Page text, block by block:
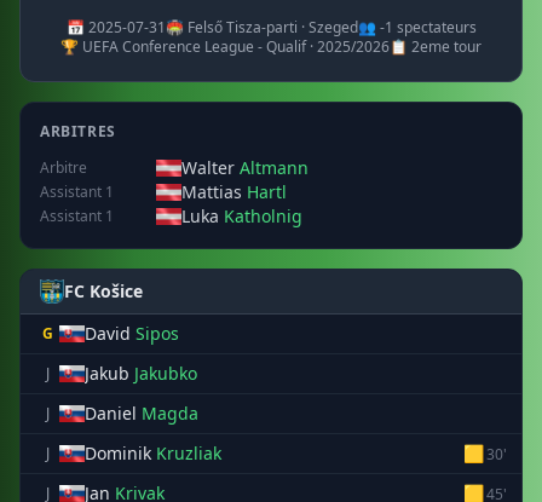
📅 2025-07-31🏟️ Felső Tisza-parti · Szeged👥 -1 spectateurs
🏆 UEFA Conference League - Qualif · 2025/2026📋 2eme tour
ARBITRES
Arbitre
Walter Altmann
Assistant 1 Mattias Hartl
Assistant 1 Luka Katholnig
FC Košice
G David Sipos
J Jakub Jakubko
J Daniel Magda
J Dominik Kruzliak 🟨30'
J
Jan Krivak 🟨45'